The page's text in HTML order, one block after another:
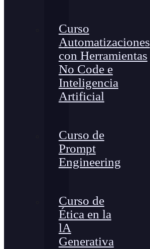
Curso
Automatizaciones
con Herramientas
No Code e
Inteligencia
Artificial
Curso de
Prompt
Engineering
Curso de
Ética en la
lA
Generativa